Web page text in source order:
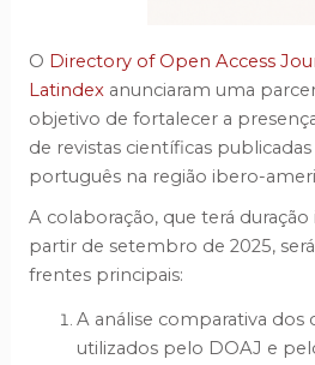
O Directory of Open Access
Latindexanunciaram uma
objetivo de fortalecer a
de revistas científicas
português na região ibero-
A colaboração, que terá duração
partir de setembro de 2025,
frentes principais:
A análise comparativa dos
utilizados pelo DOAJ e